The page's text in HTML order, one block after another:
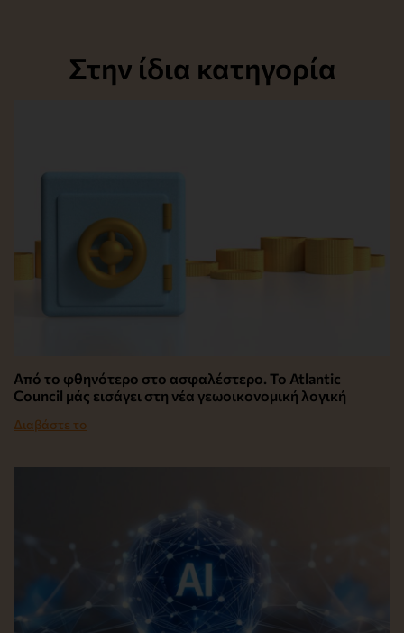
Στην ίδια κατηγορία
Από το φθηνότερο στο ασφαλέστερο. Το Atlantic
Council μάς εισάγει στη νέα γεωοικονομική λογική
Διαβάστε το